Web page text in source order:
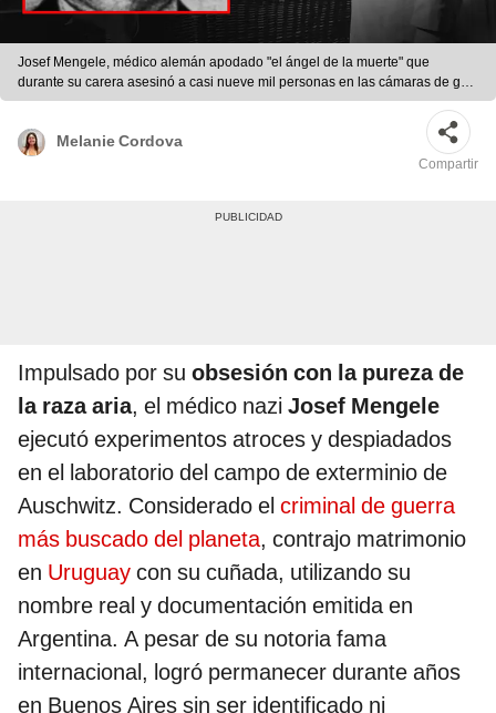
Josef Mengele, médico alemán apodado "el ángel de la muerte" que
durante su carera asesinó a casi nueve mil personas en las cámaras de gas.
Foto: composición LR/X
Melanie Cordova
Compartir
Impulsado por su obsesión con la pureza de
la raza aria, el médico nazi Josef Mengele
ejecutó experimentos atroces y despiadados
en el laboratorio del campo de exterminio de
Auschwitz. Considerado el criminal de guerra
más buscado del planeta, contrajo matrimonio
en Uruguay con su cuñada, utilizando su
nombre real y documentación emitida en
Argentina. A pesar de su notoria fama
internacional, logró permanecer durante años
en Buenos Aires sin ser identificado ni